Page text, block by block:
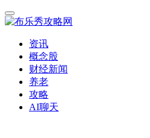
资讯
概念股
财经新闻
养老
攻略
AI聊天